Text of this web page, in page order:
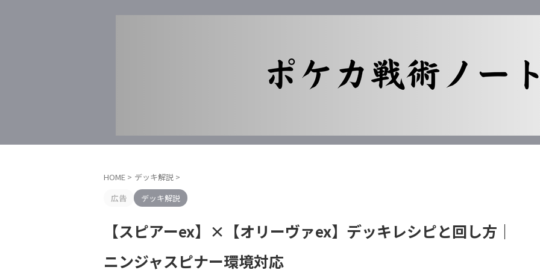
HOME > デッキ解説 >
広告
デッキ解説
【スピアーex】×【オリーヴァex】デッキレシピと回し方｜
ニンジャスピナー環境対応